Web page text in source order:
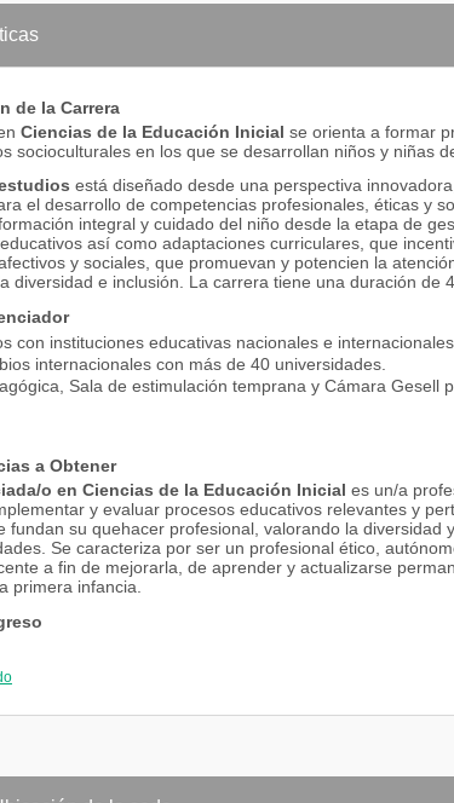
de la Carrera
Ciencias de la Educación Inicial se orienta a formar
socioculturales en los que se desarrollan niños y niñas
está diseñado desde una perspectiva
el desarrollo de competencias profesionales, éticas y
integral y cuidado del niño desde la etapa de
así como adaptaciones curriculares, que
y sociales, que promuevan y potencien la
diversidad e inclusión. La carrera tiene una duración de
con instituciones educativas nacionales e
internacionales con más de 40 universidades.
Sala de estimulación temprana y Cámara Gesell
a Obtener
o en Ciencias de la Educación Inicial es un/a
y evaluar procesos educativos relevantes y
fundan su quehacer profesional, valorando la diversidad
Se caracteriza por ser un profesional ético,
a fin de mejorarla, de aprender y actualizarse
primera infancia.
aprendizaje innovadoras, lúdicas y creativas.
base en el currículo los procesos de enseñanza-